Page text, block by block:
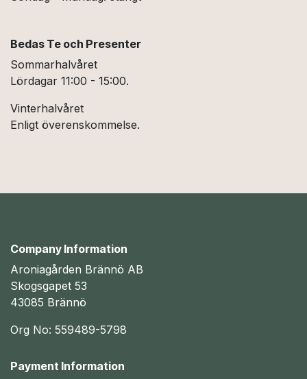
Bedas Te och Presenter
Sommarhalvåret
Lördagar 11:00 - 15:00.
Vinterhalvåret
Enligt överenskommelse.
Company Information
Aroniagården Brännö AB
Skogsgapet 53
43085 Brännö
Org No: 559489-5798
Payment Information